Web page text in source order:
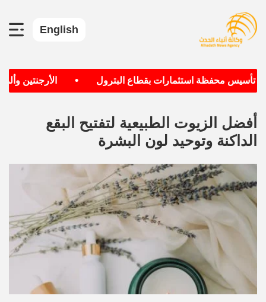
English
تأسيس محفظة استثمارات بقطاع البترول الأرجنتين
أفضل الزيوت الطبيعية لتفتيح البقع
الداكنة وتوحيد لون البشرة